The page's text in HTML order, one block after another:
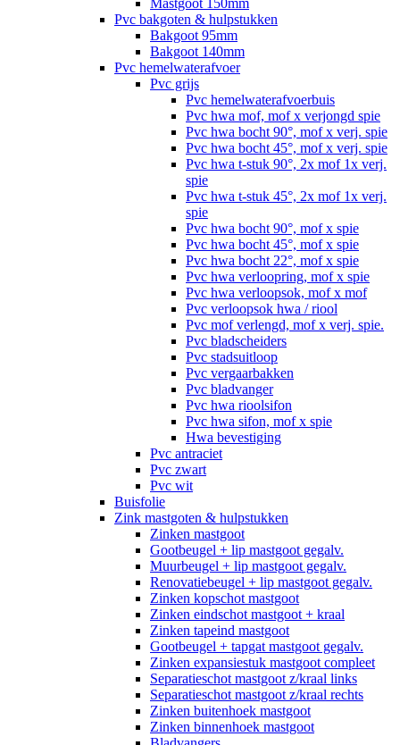
Mastgoot 150mm
Pvc bakgoten & hulpstukken
Bakgoot 95mm
Bakgoot 140mm
Pvc hemelwaterafvoer
Pvc grijs
Pvc hemelwaterafvoerbuis
Pvc hwa mof, mof x verjongd spie
Pvc hwa bocht 90°, mof x verj. spie
Pvc hwa bocht 45°, mof x verj. spie
Pvc hwa t-stuk 90°, 2x mof 1x verj.
spie
Pvc hwa t-stuk 45°, 2x mof 1x verj.
spie
Pvc hwa bocht 90°, mof x spie
Pvc hwa bocht 45°, mof x spie
Pvc hwa bocht 22°, mof x spie
Pvc hwa verloopring, mof x spie
Pvc hwa verloopsok, mof x mof
Pvc verloopsok hwa / riool
Pvc mof verlengd, mof x verj. spie.
Pvc bladscheiders
Pvc stadsuitloop
Pvc vergaarbakken
Pvc bladvanger
Pvc hwa rioolsifon
Pvc hwa sifon, mof x spie
Hwa bevestiging
Pvc antraciet
Pvc zwart
Pvc wit
Buisfolie
Zink mastgoten & hulpstukken
Zinken mastgoot
Gootbeugel + lip mastgoot gegalv.
Muurbeugel + lip mastgoot gegalv.
Renovatiebeugel + lip mastgoot gegalv.
Zinken kopschot mastgoot
Zinken eindschot mastgoot + kraal
Zinken tapeind mastgoot
Gootbeugel + tapgat mastgoot gegalv.
Zinken expansiestuk mastgoot compleet
Separatieschot mastgoot z/kraal links
Separatieschot mastgoot z/kraal rechts
Zinken buitenhoek mastgoot
Zinken binnenhoek mastgoot